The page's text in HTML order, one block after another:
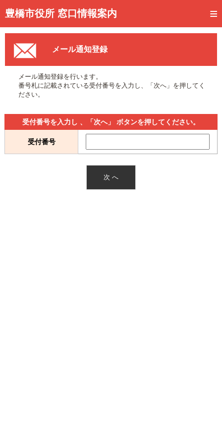
豊橋市役所 窓口情報案内
トップページ
事前予約
予約状況確認
窓口混雑状況
待ち状況確認
メール通知登録
メール通知登録
メール通知登録を行います。
番号札に記載されている受付番号を入力し、「次へ」を押してく
ださい。
受付番号を入力し 、「次へ」 ボタンを押してください。
受付番号